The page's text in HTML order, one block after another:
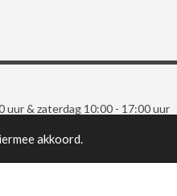
akkoord.
uur & zaterdag 10:00 - 17:00 uur